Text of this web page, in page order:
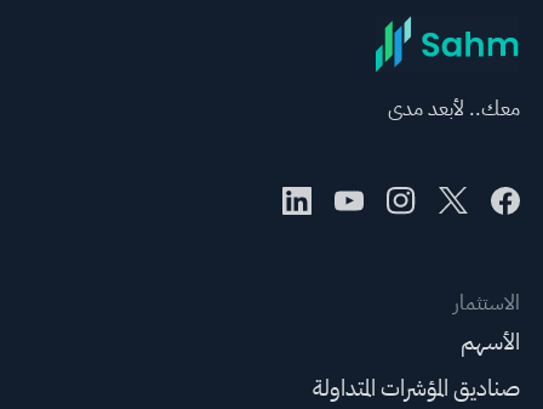
معك.. لأبعد مدى
الاستثمار
الأسهم
صناديق المؤشرات المتداولة